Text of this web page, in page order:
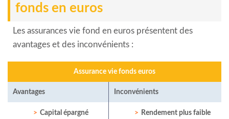
fonds en euros
Les assurances vie fond en euros présentent des
avantages et des inconvénients :
Assurance vie fonds euros
Avantages Inconvénients
Capital épargné
Rendement plus faible